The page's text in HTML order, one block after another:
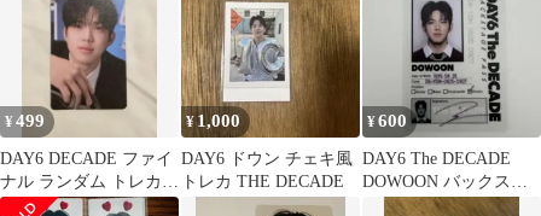
¥499
DAY6 DECADE ファイ
ナル ランダム トレカ
ドウン DECADE
¥1,000
DAY6 ドウン チェキ風
トレカ THE DECADE
¥600
DAY6 The DECADE
DOWOON バックステ
ージパスカード トレカ